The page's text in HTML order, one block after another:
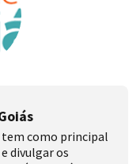
tem como principal
divulgar os